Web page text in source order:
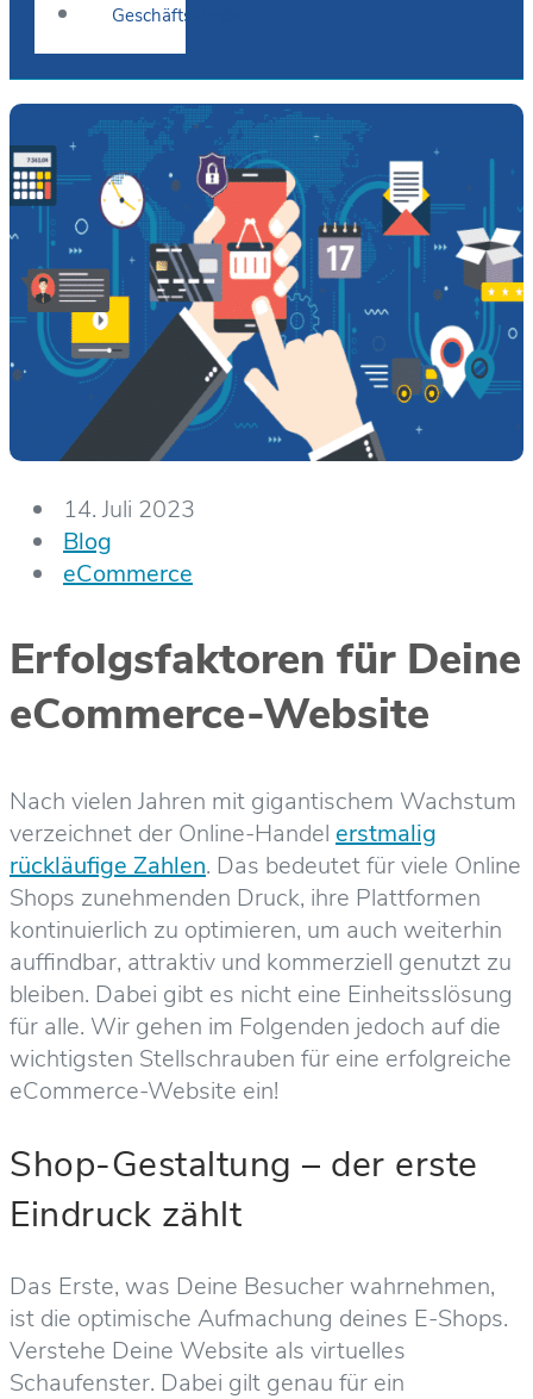
Geschäftskunden
14. Juli 2023
Blog
eCommerce
Erfolgsfaktoren für Deine
eCommerce-Website
Nach vielen Jahren mit gigantischem Wachstum
verzeichnet der Online-Handel erstmalig
rückläufige Zahlen. Das bedeutet für viele Online
Shops zunehmenden Druck, ihre Plattformen
kontinuierlich zu optimieren, um auch weiterhin
auffindbar, attraktiv und kommerziell genutzt zu
bleiben. Dabei gibt es nicht eine Einheitsslösung
für alle. Wir gehen im Folgenden jedoch auf die
wichtigsten Stellschrauben für eine erfolgreiche
eCommerce-Website ein!
Shop-Gestaltung – der erste
Eindruck zählt
Das Erste, was Deine Besucher wahrnehmen,
ist die optimische Aufmachung deines E-Shops.
Verstehe Deine Website als virtuelles
Schaufenster. Dabei gilt genau für ein